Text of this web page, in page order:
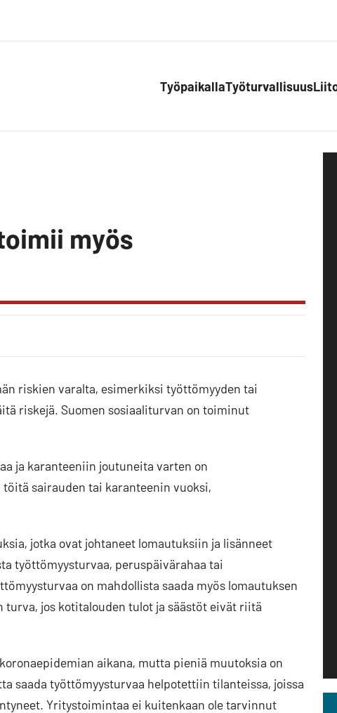
TyöpaikallaTyöturvallisuus
myös
riskien varalta, esimerkiksi työttömyyden tai
riskejä. Suomen sosiaaliturvan on toiminut
ja karanteeniin joutuneita varten on
sairauden tai karanteenin vuoksi,
jotka ovat johtaneet lomautuksiin ja lisänneet
työttömyysturvaa, peruspäivärahaa tai
on mahdollista saada myös lomautuksen
jos kotitalouden tulot ja säästöt eivät riitä
aikana, mutta pieniä muutoksia on
saada työttömyysturvaa helpotettiin tilanteissa, joissa
Yritystoimintaa ei kuitenkaan ole tarvinnut